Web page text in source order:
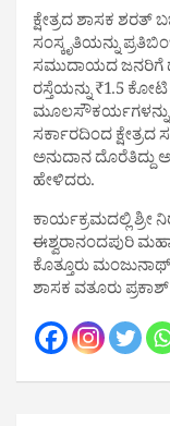
ಕ್ಷೇತ್ರದ ಶಾಸಕ
ಸಂಸ್ಕೃತಿಯನ್ನು
ಸಮುದಾಯದ ಜನರಿಗೆ
ರಸ್ತೆಯನ್ನು ₹1.5
ಮೂಲಸೌಕರ್ಯಗಳನ್ನು
ಸರ್ಕಾರದಿಂದ
ಅನುದಾನ ದೊರೆತಿದ್ದು
ಹೇಳಿದರು.
ಕಾರ್ಯಕ್ರಮದಲ್ಲಿ ಶ್ರೀ
ಈಶ್ವರಾನಂದಪುರಿ
ಕೊತ್ತೂರು
ಶಾಸಕ ವತೂರು